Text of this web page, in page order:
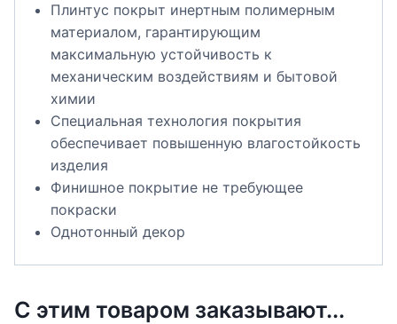
Плинтус покрыт инертным полимерным
материалом, гарантирующим
максимальную устойчивость к
механическим воздействиям и бытовой
химии
Специальная технология покрытия
обеспечивает повышенную влагостойкость
изделия
Финишное покрытие не требующее
покраски
Однотонный декор
С этим товаром заказывают...